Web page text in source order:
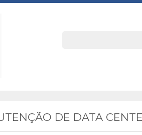
DE DATA